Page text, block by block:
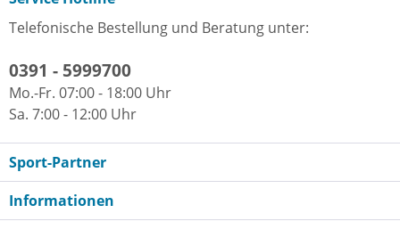
Telefonische Bestellung und Beratung unter:
0391 - 5999700
Mo.-Fr. 07:00 - 18:00 Uhr
Sa. 7:00 - 12:00 Uhr
Sport-Partner
Informationen